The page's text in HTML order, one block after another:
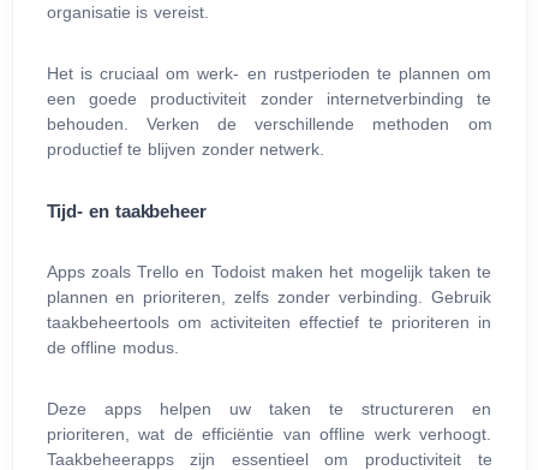
organisatie is vereist.
Het is cruciaal om werk‑ en rustperioden te plannen om
een goede productiviteit zonder internetverbinding te
behouden. Verken de verschillende methoden om
productief te blijven zonder netwerk.
Tijd‑ en taakbeheer
Apps zoals Trello en Todoist maken het mogelijk taken te
plannen en prioriteren, zelfs zonder verbinding. Gebruik
taakbeheertools om activiteiten effectief te prioriteren in
de offline modus.
Deze apps helpen uw taken te structureren en
prioriteren, wat de efficiëntie van offline werk verhoogt.
Taakbeheerapps zijn essentieel om productiviteit te